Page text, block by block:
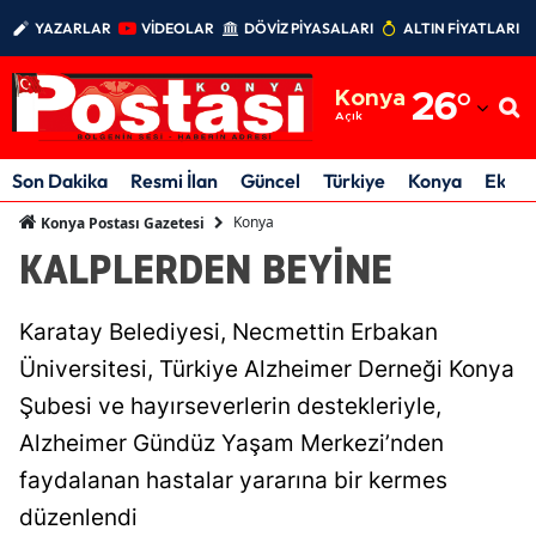
YAZARLAR VİDEOLAR DÖVİZ PİYASALARI ALTIN FİYATLARI
Konya
Açık 26°
Adıyaman
Afyonkarahisar
Amasya
Antalya
Artvin
Son Dakika Resmi İlan Güncel Türkiye Konya
Konya Postası Gazetesi Konya
KALPLERDEN BEYİNE
Karatay Belediyesi, Necmettin Erbakan
Üniversitesi, Türkiye Alzheimer Derneği Konya
Şubesi ve hayırseverlerin destekleriyle,
Alzheimer Gündüz Yaşam Merkezi’nden
faydalanan hastalar yararına bir kermes
düzenlendi